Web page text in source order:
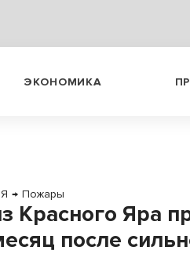
ЭКОНОМИКА
→ Пожары
Красного Яра
после